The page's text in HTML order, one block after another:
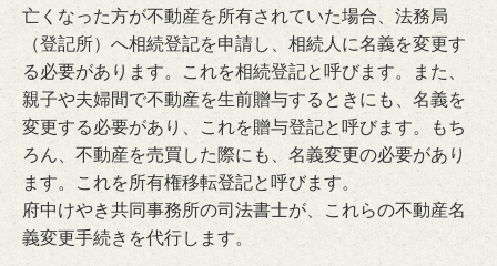
亡くなった方が不動産を所有されていた場合、法務局
（登記所）へ相続登記を申請し、相続人に名義を変更す
る必要があります。これを相続登記と呼びます。また、
親子や夫婦間で不動産を生前贈与するときにも、名義を
変更する必要があり、これを贈与登記と呼びます。もち
ろん、不動産を売買した際にも、名義変更の必要があり
ます。これを所有権移転登記と呼びます。
府中けやき共同事務所の司法書士が、これらの不動産名
義変更手続きを代行します。